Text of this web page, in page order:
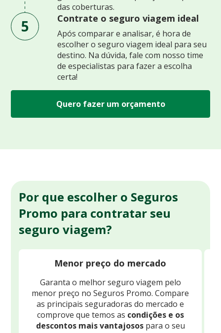
das coberturas.
5 Contrate o seguro viagem ideal
Após comparar e analisar, é hora de
escolher o seguro viagem ideal para seu
destino. Na dúvida, fale com nosso time
de especialistas para fazer a escolha
certa!
Quero fazer um orçamento
Por que escolher o Seguros
Promo para contratar seu
seguro viagem?
Menor preço do mercado
Garanta o melhor seguro viagem pelo
menor preço no Seguros Promo. Compare
as principais seguradoras do mercado e
comprove que temos as condições e os
descontos mais vantajosospara o seu